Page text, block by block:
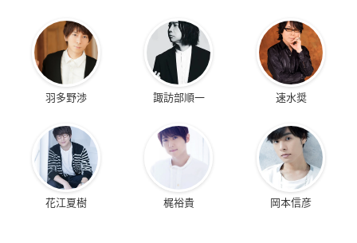
羽多野渉 諏訪部順一 速水奨
花江夏樹 梶裕貴 岡本信彦